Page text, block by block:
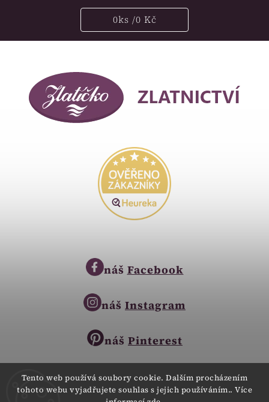
Tento web používá soubory cookie. Dalším procházením
tohoto webu vyjadřujete souhlas s jejich používáním.. Více
0ks /0 Kč
náš Facebook
náš Instagram
náš Pinterest
Copyright © 2023